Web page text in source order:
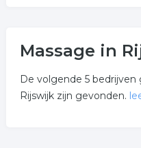
Massage in
De volgende 5
Rijswijk zijn gevonden.